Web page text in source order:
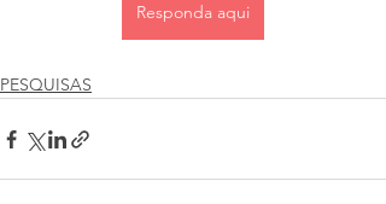
Responda aqui
PESQUISAS